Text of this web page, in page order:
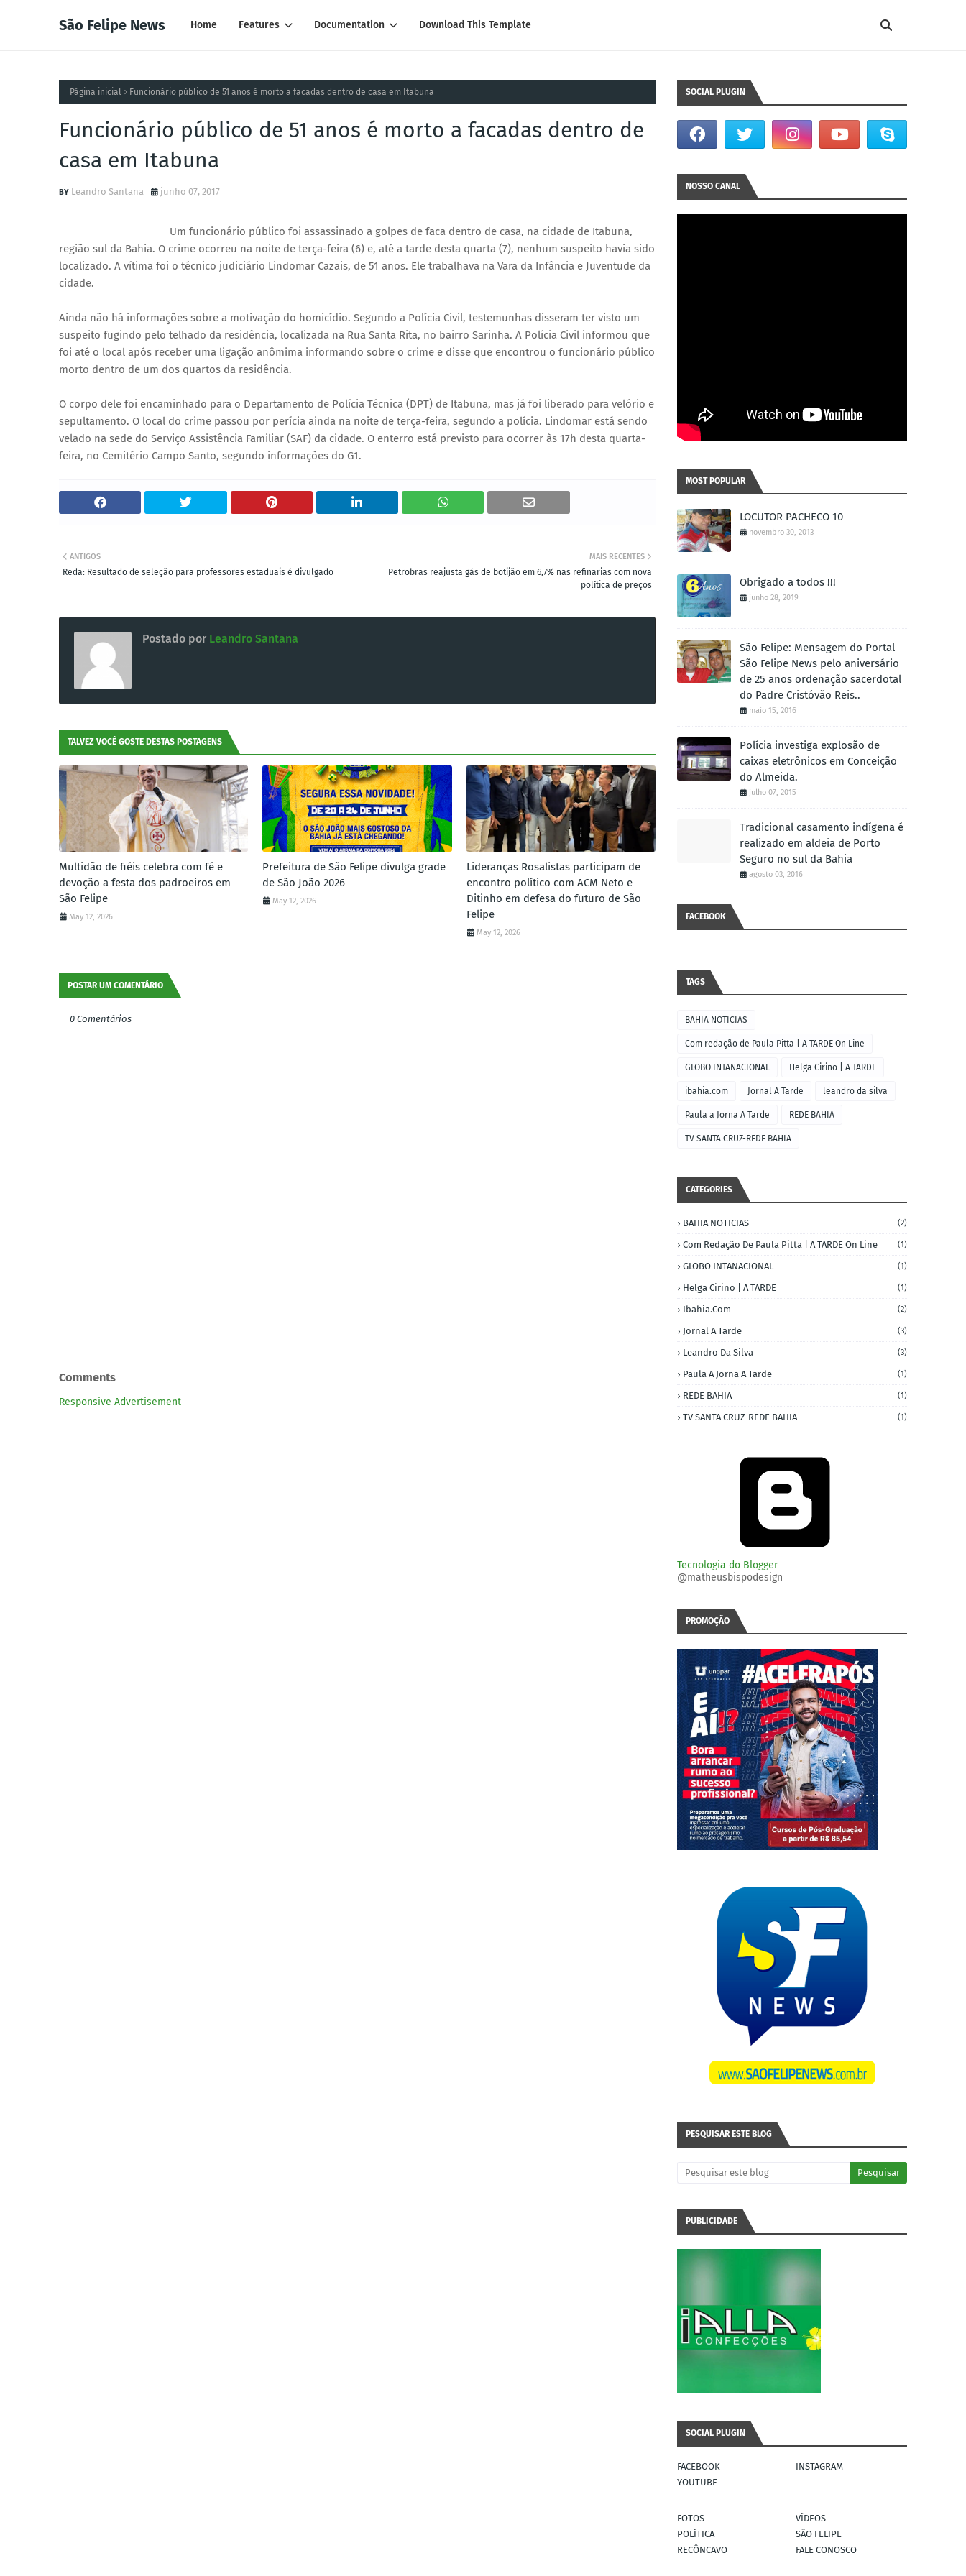
São Felipe News Home Features Documentation Download This Template
Página inicial Funcionário público de 51 anos é morto a facadas dentro de casa em Itabuna
Funcionário público de 51 anos é morto a facadas dentro de
casa em Itabuna
Leandro Santana junho 07, 2017
Um funcionário público foi assassinado a golpes de faca dentro de casa, na cidade de Itabuna,
região sul da Bahia. O crime ocorreu na noite de terça-feira (6) e, até a tarde desta quarta (7), nenhum suspeito havia sido
localizado. A vítima foi o técnico judiciário Lindomar Cazais, de 51 anos. Ele trabalhava na Vara da Infância e Juventude da
cidade.
Ainda não há informações sobre a motivação do homicídio. Segundo a Polícia Civil, testemunhas disseram ter visto um
suspeito fugindo pelo telhado da residência, localizada na Rua Santa Rita, no bairro Sarinha. A Polícia Civil informou que
foi até o local após receber uma ligação anômima informando sobre o crime e disse que encontrou o funcionário público
morto dentro de um dos quartos da residência.
O corpo dele foi encaminhado para o Departamento de Polícia Técnica (DPT) de Itabuna, mas já foi liberado para velório e
sepultamento. O local do crime passou por perícia ainda na noite de terça-feira, segundo a polícia. Lindomar está sendo
velado na sede do Serviço Assistência Familiar (SAF) da cidade. O enterro está previsto para ocorrer às 17h desta quarta-
feira, no Cemitério Campo Santo, segundo informações do G1.
MAIS RECENTES
Petrobras reajusta gás de botijão em 6,7% nas refinarias com nova
política de preços
ANTIGOS
Reda: Resultado de seleção para professores estaduais é divulgado
Postado por Leandro Santana
TALVEZ VOCÊ GOSTE DESTAS POSTAGENS
Multidão de fiéis celebra com fé e
devoção a festa dos padroeiros em
São Felipe
May 12, 2026
Prefeitura de São Felipe divulga grade
de São João 2026
May 12, 2026
Lideranças Rosalistas participam de
encontro político com ACM Neto e
Ditinho em defesa do futuro de São
Felipe
May 12, 2026
POSTAR UM COMENTÁRIO
0 Comentários
Comments
Responsive Advertisement
SOCIAL PLUGIN
NOSSO CANAL
MOST POPULAR
LOCUTOR PACHECO 10
novembro 30, 2013
Obrigado a todos !!!
junho 28, 2019
São Felipe: Mensagem do Portal
São Felipe News pelo aniversário
de 25 anos ordenação sacerdotal
do Padre Cristóvão Reis..
maio 15, 2016
Polícia investiga explosão de
caixas eletrônicos em Conceição
do Almeida.
julho 07, 2015
Tradicional casamento indígena é
realizado em aldeia de Porto
Seguro no sul da Bahia
agosto 03, 2016
FACEBOOK
TAGS
BAHIA NOTICIAS
Com redação de Paula Pitta | A TARDE On Line
GLOBO INTANACIONAL Helga Cirino | A TARDE
ibahia.com Jornal A Tarde leandro da silva
Paula a Jorna A Tarde REDE BAHIA
TV SANTA CRUZ-REDE BAHIA
CATEGORIES
BAHIA NOTICIAS (2)
Com Redação De Paula Pitta | A TARDE On Line (1)
GLOBO INTANACIONAL (1)
Helga Cirino | A TARDE (1)
Ibahia.com (2)
Jornal A Tarde (3)
Leandro Da Silva (3)
Paula A Jorna A Tarde (1)
REDE BAHIA (1)
TV SANTA CRUZ-REDE BAHIA (1)
Tecnologia do Blogger
@matheusbispodesign
PROMOÇÃO
PESQUISAR ESTE BLOG
PUBLICIDADE
SOCIAL PLUGIN
FACEBOOK
INSTAGRAM
YOUTUBE
FOTOS
VÍDEOS
POLÍTICA
SÃO FELIPE
RECÔNCAVO
FALE CONOSCO